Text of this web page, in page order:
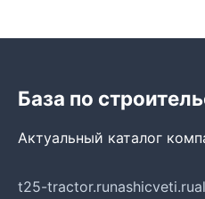
База по
Актуальный каталог
t25-tractor.runashicveti.ru